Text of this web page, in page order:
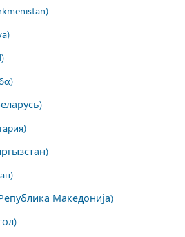
Македонија)